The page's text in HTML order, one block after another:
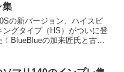
集
の新バージョン、ハイスピ
ングタイプ（HS）がついに登
！BlueBlueの加来匠氏と古賀
ます。コンパクトな40mmサ